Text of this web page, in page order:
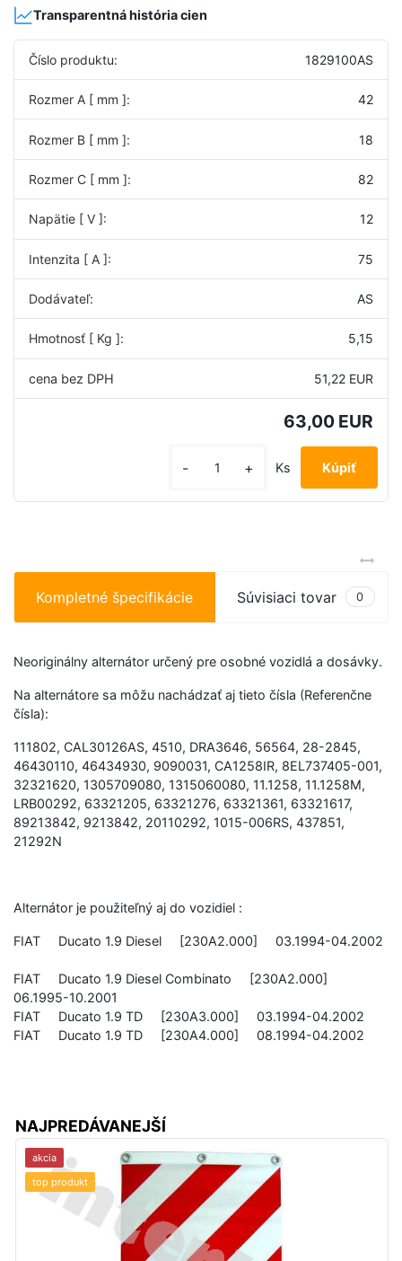
Transparentná história cien
Číslo produktu: 1829100AS
Rozmer A [ mm ]: 42
Rozmer B [ mm ]: 18
Rozmer C [ mm ]: 82
Napätie [ V ]: 12
Intenzita [ A ]: 75
Dodávateľ: AS
Hmotnosť [ Kg ]: 5,15
51,22 EUR
63,00 EUR
- + Ks
Kompletné špecifikácie Súvisiaci tovar 0
Neoriginálny alternátor určený pre osobné vozidlá a dosávky.
Na alternátore sa môžu nachádzať aj tieto čísla (Referenčne
čísla):
111802, CAL30126AS, 4510, DRA3646, 56564, 28-2845,
46430110, 46434930, 9090031, CA1258IR, 8EL737405-001,
32321620, 1305709080, 1315060080, 11.1258, 11.1258M,
LRB00292, 63321205, 63321276, 63321361, 63321617,
89213842, 9213842, 20110292, 1015-006RS, 437851,
21292N
Alternátor je použiteľný aj do vozidiel :
FIAT Ducato 1.9 Diesel [230A2.000] 03.1994-04.2002
FIAT Ducato 1.9 Diesel Combinato [230A2.000]
06.1995-10.2001
FIAT Ducato 1.9 TD [230A3.000] 03.1994-04.2002
FIAT Ducato 1.9 TD [230A4.000] 08.1994-04.2002
NAJPREDÁVANEJŠÍ
akcia
top produkt